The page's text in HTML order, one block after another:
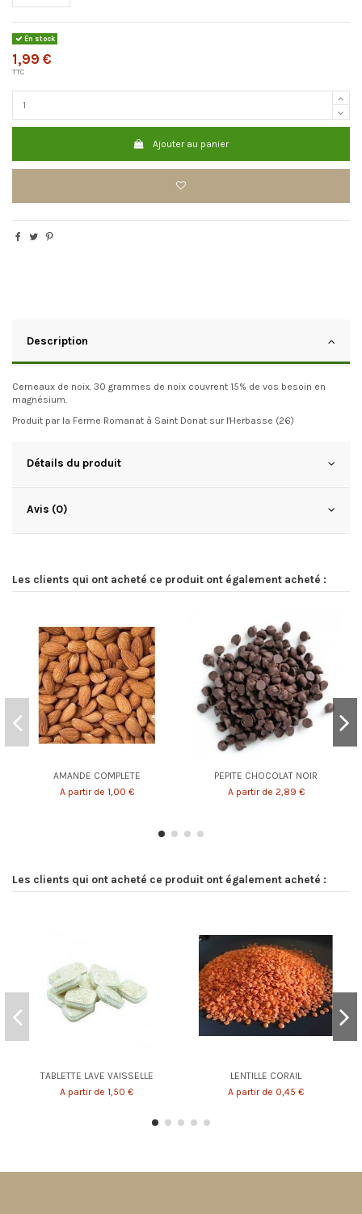
En stock
1,99 €
TTC
Ajouter au panier
Description
Cerneaux de noix. 30 grammes de noix couvrent 15% de vos besoin en
magnésium.
Produit par la Ferme Romanat à Saint Donat sur l'Herbasse (26)
Détails du produit
Avis (0)
Les clients qui ont acheté ce produit ont également acheté :
AMANDE COMPLETE
A partir de 1,00 €
PEPITE CHOCOLAT NOIR
A partir de 2,89 €
Les clients qui ont acheté ce produit ont également acheté :
TABLETTE LAVE VAISSELLE
A partir de 1,50 €
LENTILLE CORAIL
A partir de 0,45 €